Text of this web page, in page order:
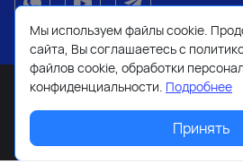
2026 © Все права защищены.
Мы используем файлы cookie.
сайта, Вы соглашаетесь с
файлов cookie, обработки
конфиденциальности. Подробнее
Принять